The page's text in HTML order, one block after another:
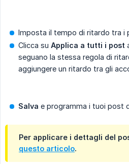
Imposta il tempo di ritardo tra i
Clicca su Applica a tutti i post
seguano la stessa regola di
aggiungere un ritardo tra gli
Salva e programma i tuoi post
Per applicare i dettagli del
questo articolo.